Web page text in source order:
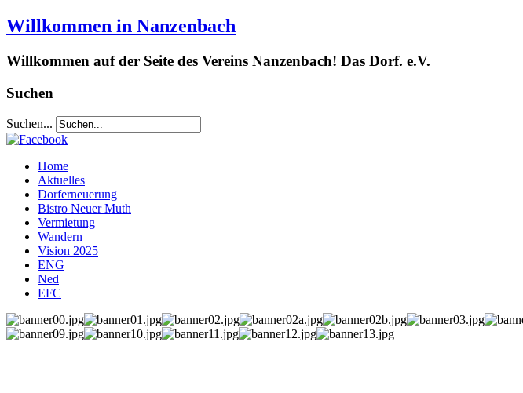
Willkommen in Nanzenbach
Willkommen auf der Seite des Vereins Nanzenbach! Das Dorf. e.V.
Suchen
Suchen...
Home
Aktuelles
Dorferneuerung
Bistro Neuer Muth
Vermietung
Wandern
Vision 2025
ENG
Ned
EFC